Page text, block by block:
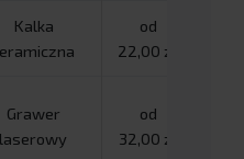
Kalka
od
22,00 zł
Grawer
laserowy
od
32,00 zł